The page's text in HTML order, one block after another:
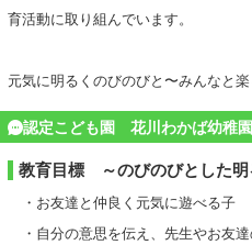
育活動に取り組んでいます。
元気に明るくのびのびと〜みんなと
認定こども園 花川わかば幼稚園
教育目標 ～のびのびとした明
・お友達と仲良く元気に遊べる子
・自分の意思を伝え、先生やお友